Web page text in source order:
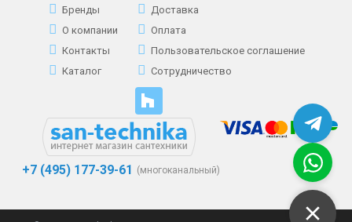
Бренды
О компании
Контакты
Каталог
Доставка
Оплата
Пользовательское соглашение
Сотрудничество
+7 (495) 177-39-61 (многоканальный)